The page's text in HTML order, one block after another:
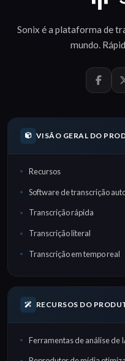
Sonix é a plataforma de
mundo.
VISÃO GERAL DO
Recursos
Software de transcrição
Transcrição rápida
Transcrição literal
Transcrição em tempo real
RECURSOS DO
Ferramentas de análise de